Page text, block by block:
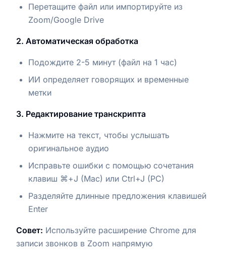
Перетащите файл или импортируйте из
Zoom/Google Drive
2. Автоматическая обработка
Подождите 2-5 минут (файл на 1 час)
ИИ определяет говорящих и временные
метки
3. Редактирование транскрипта
Нажмите на текст, чтобы услышать
оригинальное аудио
Исправьте ошибки с помощью сочетания
клавиш ⌘+J (Mac) или Ctrl+J (PC)
Разделяйте длинные предложения клавишей
Enter
Совет: Используйте расширение Chrome для
записи звонков в Zoom напрямую